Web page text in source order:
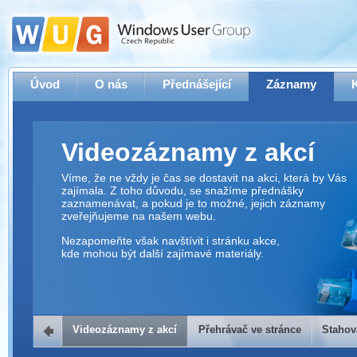
Úvod O nás Přednášející Záznamy
Videozáznamy z akcí
Víme, že ne vždy je čas se dostavit na akci, která by Vás
zajímala. Z toho důvodu, se snažíme přednášky
zaznamenávat, a pokud je to možné, jejich záznamy
zveřejňujeme na našem webu.
Nezapomeňte však navštívit i stránku akce,
kde mohou být další zajímavé materiály.
Přehrávač ve stránce
Videozáznamy z akcí Přehrávač ve stránce